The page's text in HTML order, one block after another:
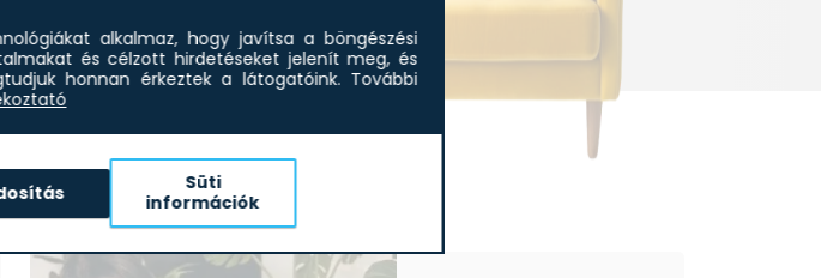
alkalmaz, hogy javítsa a böngészési
és célzott hirdetéseket jelenít meg, és
honnan érkeztek a látogatóink. További
Süti
információk